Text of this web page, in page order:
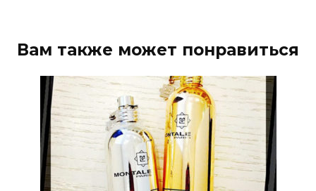
Вам также может понравиться